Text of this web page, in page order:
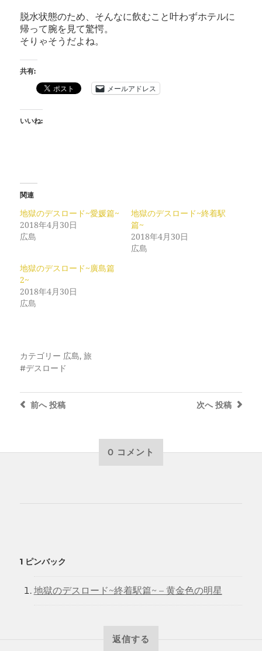
脱水状態のため、そんなに飲むこと叶わずホテルに
帰って腕を見て驚愕。
そりゃそうだよね。
共有:
メールアドレス
いいね:
関連
地獄のデスロード~愛媛篇~
2018年4月30日
広島
地獄のデスロード~終着駅
篇~
2018年4月30日
広島
地獄のデスロード~廣島篇
2~
2018年4月30日
広島
カテゴリー 広島, 旅
デスロード
次へ 投稿
前へ投稿
0 コメント
1 ピンバック
地獄のデスロード~終着駅篇~ – 黄金色の明星
返信する